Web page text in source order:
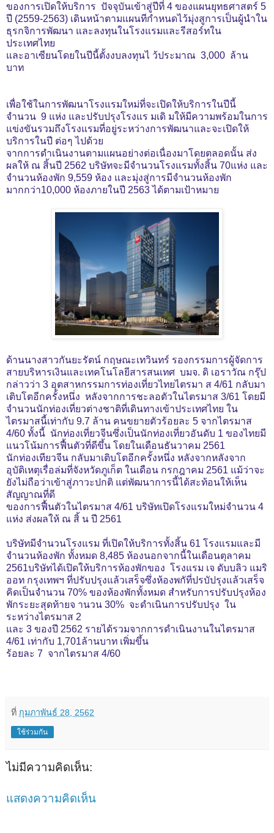
ของการเปิดให้บริการ ปัจจุบันเข้าสู่ปีที่ 4 ของแผนยุทธศาสตร์ 5
ปี (2559-2563) เดินหน้าตามแผนทีกำหนดไว้มุ่งสูการเป็นผู้นำใน
ธุรกจิการพัฒนา และลงทุนในโรงแรมและรีสอร์ทใน
ประเทศไทย
และอาเซียนโดยในปีนี้ตั้งงบลงทุนไ ว้ประมาณ 3,000 ล้าน
บาท
เพื่อใช้ในการพัฒนาโรงแรมใหม่ที่จะเปิดให้บริการในปีนี้
จำนวน 9 แห่ง และปรับปรุงโรงแร มเดิ มให้มีความพร้อมในการ
แข่งขันรวมถึงโรงแรมที่อยู่ระหว่างการพัฒนาและจะเปิดให้
บริการในปี ต่อๆ ไปด้วย
จากการดำเนินงานตามแผนอย่างต่อเนื่องมาโดยตลอดนั้น ส่ง
ผลให้ ณ สิ้นปี 2562 บริษัทจะมีจำนวนโรงแรมทั้งสิ้น 70แห่ง และ
จำนวนห้องพัก 9,559 ห้อง และมุ่งสู่การมีจำนวนห้องพัก
มากกว่า10,000 ห้องภายในปี 2563ได้ตามเป้าหมาย
ด้านนางสาวกันยะรัตน์ กฤษณะเทวินทร์ รองกรรมการผู้จัดการ
สายบริหารเงินและเทคโนโลยีสารสนเทศ บมจ. ดิ เอราวัณ กรุ๊ป
กล่าวว่า 3 อุตสาหกรรมการท่องเที่ยวไทยไตรมา ส 4/61 กลับมา
เติบโตอีกครั้งหนึ่ง หลังจากการชะลอตัวในไตรมาส 3/61 โดยมี
จำนวนนักท่องเที่ยวต่างชาติที่เดินทางเข้าประเทศไทย ใน
ไตรมาสนี้เท่ากับ 9.7 ล้าน คนขยายตัวร้อยละ 5 จากไตรมาส
4/60 ทั้งนี้ นักท่องเที่ยวจีนซึ่งเป็นนักท่องเที่ยวอันดับ 1 ของไทยมี
แนวโน้มการฟื้นตัวที่ดีขึ้น โดยในเดือนธันวาคม 2561
นักท่องเทียวจีน กลับมาเติบโตอีกครั้งหนึ่ง หลังจากหลังจาก
อุบัติเหตุเรื่อล่มที่จังหวัดภูเก็ต ในเดือน กรกฎาคม 2561 แม้ว่าจะ
ยังไม่ถือว่าเข้าสู่ภาวะปกติ แต่พัฒนาการนี้ได้สะท้อนให้เห็น
สัญญาณที่ดี
ของการฟื้นตัวในไตรมาส 4/61 บริษัทเปิดโรงแรมใหม่จำนวน 4
แห่ง ส่งผลให้ ณ สิ้ น ปี 2561
บริษัทมีจำนวนโรงแรม ที่เปิดให้บริการทั้งสิ้น 61 โรงแรมและมี
จำนวนห้องพัก ทั้งหมด 8,485 ห้องนอกจากนี้ในเดือนตุลาคม
2561บริษัทได้เปิดให้บริการห้องพักของ โรงแรม เจ ดับบลิว แมริ
ออท กรุงเทพฯ ที่ปรับปรุงแล้วเสร็จซึ่งห้องพกัที่ปรบัปรุงแล้วเสร็จ
คิดเป็นจำนวน 70% ของห้องพักทั้งหมด สำหรับการปรับปรุงห้อง
พักระยะสุดท้ายจ านวน 30% จะดำเนินการปรับปรุง ใน
ระหว่างไตรมาส 2
และ 3 ของปี 2562 รายได้รวมจากการดำเนินงานในไตรมาส
4/61 เท่ากับ 1,701ล้านบาท เพิ่มขึ้น
ร้อยละ 7 จากไตรมาส 4/60
ที่ กุมภาพันธ์ 28, 2562
ใช้ร่วมกัน
ไม่มีความคิดเห็น:
แสดงความคิดเห็น